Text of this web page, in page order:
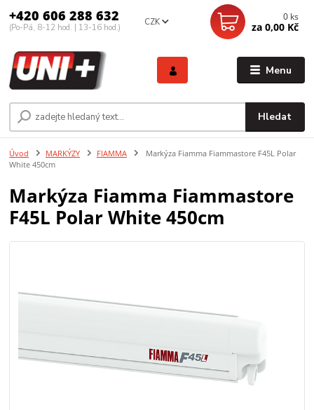
Menu
CZK
Hledat
+420 606 288 632
(Po-Pá, 8-12 hod. | 13-16 hod.)
0 ks
za 0,00 Kč
Úvod MARKÝZY FIAMMA
Markýza Fiamma Fiammastore F45L Polar
White 450cm
Markýza Fiamma Fiammastore
F45L Polar White 450cm